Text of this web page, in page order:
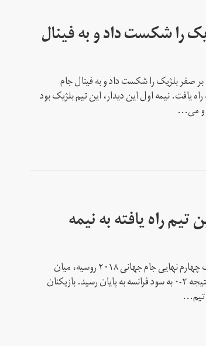
را شکست داد و به فینال
صفر بلژیک را شکست داد و به فینال جام
روسیه راه یافت. نیمه اول این دیدار، این تیم بلژیک بود
و می‌...
تیم راه یافته به نیمه
دیدارهای مرحله یک چهارم نهایی جام جهانی ۲۰۱۸ روسیه، میان
فرانسه و اروگوئه با نتیجه ۲-۰ به سود فرانسه به پایان رسید. بازیکنان